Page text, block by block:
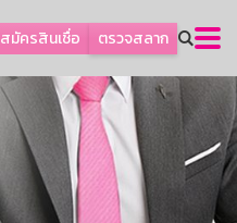
สมัครสินเชื่อ ตรวจสลาก